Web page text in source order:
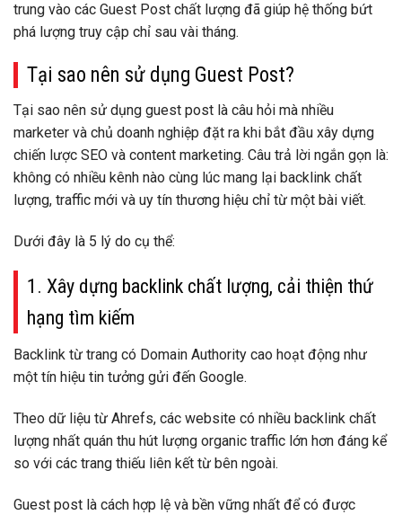
trung vào các Guest Post chất lượng đã giúp hệ thống bứt
phá lượng truy cập chỉ sau vài tháng.
Tại sao nên sử dụng Guest Post?
Tại sao nên sử dụng guest post là câu hỏi mà nhiều
marketer và chủ doanh nghiệp đặt ra khi bắt đầu xây dựng
chiến lược SEO và content marketing. Câu trả lời ngắn gọn là:
không có nhiều kênh nào cùng lúc mang lại backlink chất
lượng, traffic mới và uy tín thương hiệu chỉ từ một bài viết.
Dưới đây là 5 lý do cụ thể:
1. Xây dựng backlink chất lượng, cải thiện thứ
hạng tìm kiếm
Backlink từ trang có Domain Authority cao hoạt động như
một tín hiệu tin tưởng gửi đến Google.
Theo dữ liệu từ Ahrefs, các website có nhiều backlink chất
lượng nhất quán thu hút lượng organic traffic lớn hơn đáng kể
so với các trang thiếu liên kết từ bên ngoài.
Guest post là cách hợp lệ và bền vững nhất để có được